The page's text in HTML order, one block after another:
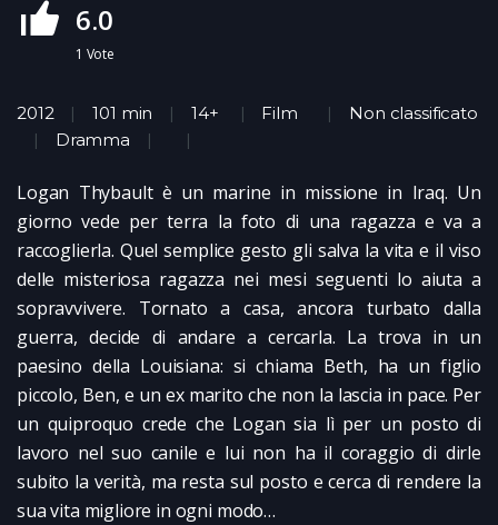
6.0
1 Vote
2012 101 min 14+ Film
Non classificato
Dramma
Logan Thybault è un marine in missione in Iraq. Un
giorno vede per terra la foto di una ragazza e va a
raccoglierla. Quel semplice gesto gli salva la vita e il viso
delle misteriosa ragazza nei mesi seguenti lo aiuta a
sopravvivere. Tornato a casa, ancora turbato dalla
guerra, decide di andare a cercarla. La trova in un
paesino della Louisiana: si chiama Beth, ha un figlio
piccolo, Ben, e un ex marito che non la lascia in pace. Per
un quiproquo crede che Logan sia lì per un posto di
lavoro nel suo canile e lui non ha il coraggio di dirle
subito la verità, ma resta sul posto e cerca di rendere la
sua vita migliore in ogni modo…